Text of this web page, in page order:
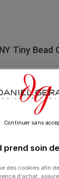
Tiny Bead
NY,
prend soin
des cookies afin
d'achat,
Continuer sans